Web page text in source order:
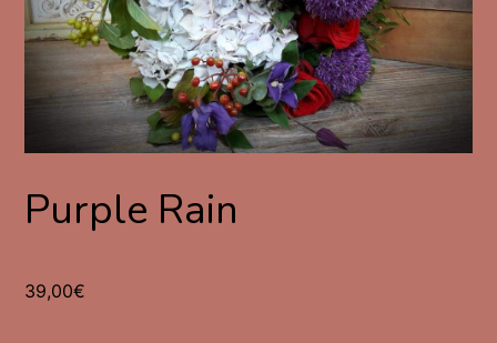
Purple Rain
39,00€